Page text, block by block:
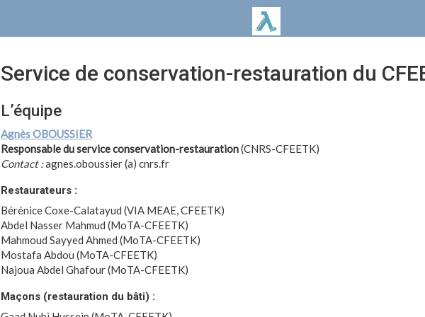
Service de conservation-restauration du
L’équipe
Agnès OBOUSSIER
Responsable du service conservation-restauration(CNRS-CFEETK)
Contact :agnes.oboussier (a) cnrs.fr
Restaurateurs :
Bérénice Coxe-Calatayud (VIA MEAE, CFEETK)
Abdel Nasser Mahmud (MoTA-CFEETK)
Mahmoud Sayyed Ahmed (MoTA-CFEETK)
Mostafa Abdou (MoTA-CFEETK)
Najoua Abdel Ghafour (MoTA-CFEETK)
Maçons (restauration du bâti) :